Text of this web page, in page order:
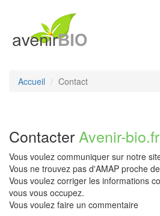
Accueil Contact
Contacter Avenir-bio.fr
Vous voulez communiquer sur notre
Vous ne trouvez pas d'AMAP proche
Vous voulez corriger les informations
vous vous occupez.
Vous voulez faire un commentaire